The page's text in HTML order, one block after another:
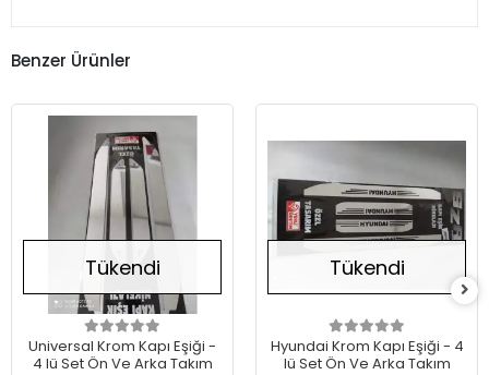
Benzer Ürünler
Tükendi
Universal Krom Kapı Eşiği -
4 lü Set Ön Ve Arka Takım
Tükendi
Hyundai Krom Kapı Eşiği - 4
lü Set Ön Ve Arka Takım